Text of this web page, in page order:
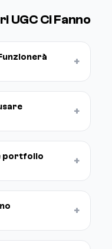
UGC Ci Fanno
+
+
portfolio
+
+